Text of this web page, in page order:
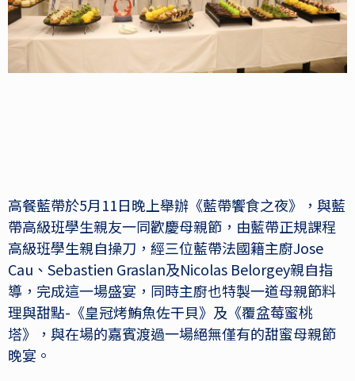
高餐藍帶於5月11日晚上舉辦《藍帶饗食之夜》，與藍
帶高級班學生親友一同歡慶母親節，由藍帶正規課程
高級班學生親自操刀，經三位藍帶法國籍主廚Jose
Cau、Sebastien Graslan及Nicolas Belorgey親自指
導，完成這一場盛宴，同時主廚也特製一道母親節料
理與甜點-《皇冠烤鮪魚佐干貝》及《覆盆莓蜜桃
塔》，與在場的嘉賓渡過一場絕無僅有的甜蜜母親節
晚宴。